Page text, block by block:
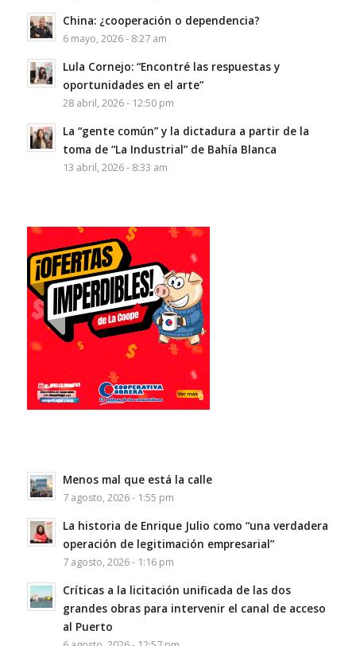
China: ¿cooperación o dependencia?
6 mayo, 2026 - 8:27 am
Lula Cornejo: “Encontré las respuestas y
oportunidades en el arte”
28 abril, 2026 - 12:50 pm
La “gente común” y la dictadura a partir de la
toma de “La Industrial” de Bahía Blanca
13 abril, 2026 - 8:33 am
Menos mal que está la calle
7 agosto, 2026 - 1:55 pm
La historia de Enrique Julio como “una verdadera
operación de legitimación empresarial”
7 agosto, 2026 - 1:16 pm
Críticas a la licitación unificada de las dos
grandes obras para intervenir el canal de acceso
al Puerto